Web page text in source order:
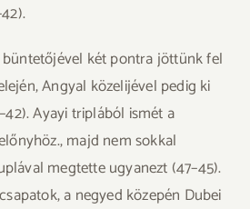
két pontra jöttünk fel
Angyal közelijével pedig ki
Ayayi triplából ismét a
majd nem sokkal
megtette ugyanezt (47–45).
a negyed közepén Dubei